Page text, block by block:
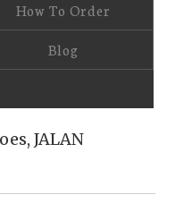
How To Order
Blog
,JALAN